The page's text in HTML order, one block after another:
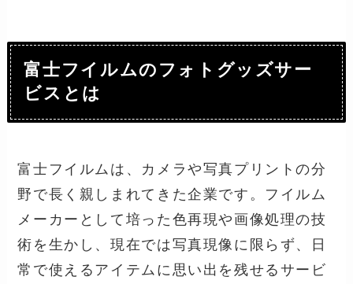
富士フイルムのフォトグッズサー
ビスとは
富士フイルムは、カメラや写真プリントの分
野で長く親しまれてきた企業です。フイルム
メーカーとして培った色再現や画像処理の技
術を生かし、現在では写真現像に限らず、日
常で使えるアイテムに思い出を残せるサービ